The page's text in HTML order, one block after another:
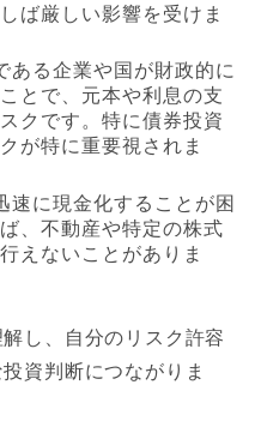
ば厳しい影響を受けま
ある企業や国が財政的に
とで、元本や利息の支
クです。特に債券投資
が特に重要視されま
速に現金化することが困
、不動産や特定の株式
えないことがありま
し、自分のリスク許容
資判断につながりま